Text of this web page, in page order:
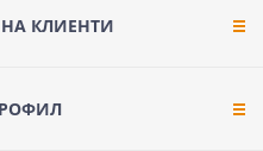
КЛИЕНТИ